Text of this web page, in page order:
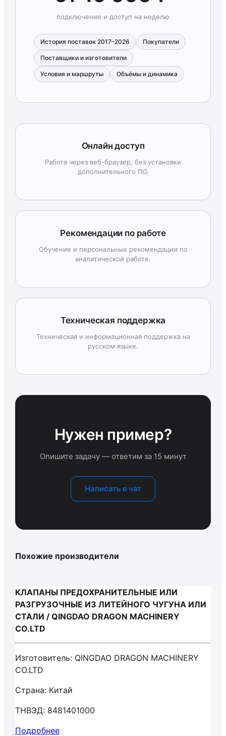
подключение и доступ на неделю
История поставок 2017–2026 Покупатели
Поставщики и изготовители
Условия и маршруты Объёмы и динамика
Онлайн доступ
Работа через веб-браузер, без установки
дополнительного ПО.
Рекомендации по работе
Обучение и персональные рекомендации по
аналитической работе.
Техническая поддержка
Техническая и информационная поддержка на
русском языке.
Нужен пример?
Опишите задачу — ответим за 15 минут
Написать в чат
Похожие производители
КЛАПАНЫ ПРЕДОХРАНИТЕЛЬНЫЕ ИЛИ
РАЗГРУЗОЧНЫЕ ИЗ ЛИТЕЙНОГО ЧУГУНА ИЛИ
СТАЛИ / QINGDAO DRAGON MACHINERY
CO.LTD
Изготовитель: QINGDAO DRAGON MACHINERY
CO.LTD
Страна: Китай
ТНВЭД: 8481401000
Подробнее